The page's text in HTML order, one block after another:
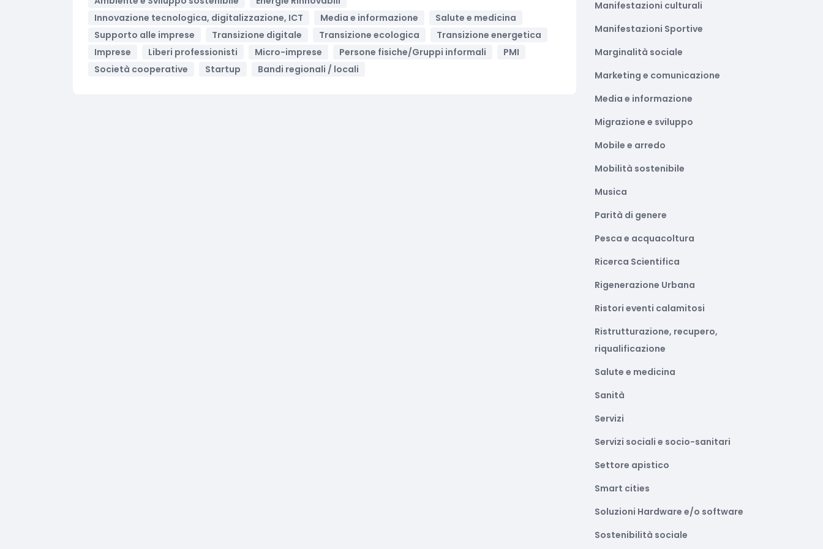
Innovazione tecnologica, digitalizzazione, ICT
Media e informazione
Salute e medicina
Supporto alle imprese
Transizione digitale Transizione ecologica
Transizione energetica
Imprese
Liberi professionisti Micro-imprese Persone fisiche/Gruppi informali
PMI
Società cooperative
Startup Bandi regionali / locali
Manifestazioni culturali
Manifestazioni Sportive
Marginalità sociale
Marketing e comunicazione
Media e informazione
Migrazione e sviluppo
Mobile e arredo
Mobilità sostenibile
Musica
Parità di genere
Pesca e acquacoltura
Ricerca Scientifica
Rigenerazione Urbana
Ristori eventi calamitosi
Ristrutturazione, recupero,
riqualificazione
Salute e medicina
Sanità
Servizi
Servizi sociali e socio-sanitari
Settore apistico
Smart cities
Soluzioni Hardware e/o software
Sostenibilità sociale